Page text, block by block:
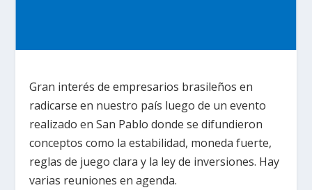
Gran interés de empresarios brasileños en
radicarse en nuestro país luego de un evento
realizado en San Pablo donde se difundieron
conceptos como la estabilidad, moneda fuerte,
reglas de juego clara y la ley de inversiones. Hay
varias reuniones en agenda.